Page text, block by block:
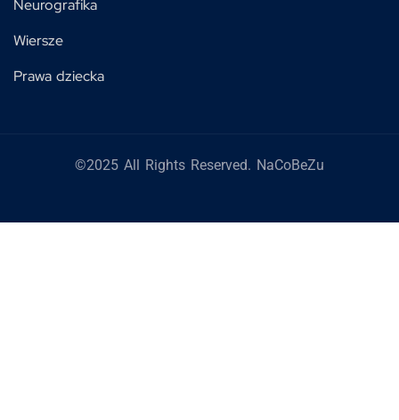
Neurografika
Wiersze
Prawa dziecka
©2025 All Rights Reserved. NaCoBeZu